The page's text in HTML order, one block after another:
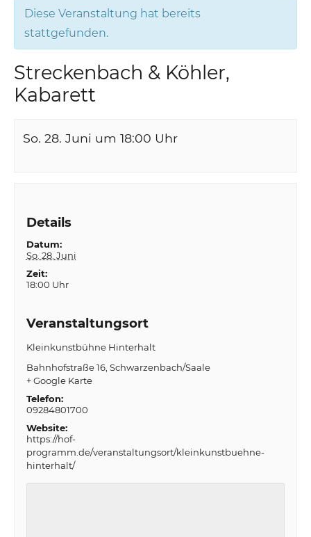
Diese Veranstaltung hat bereits
stattgefunden.
Streckenbach & Köhler,
Kabarett
So. 28. Juni um 18:00 Uhr
Details
Datum:
So. 28. Juni
Zeit:
18:00 Uhr
Veranstaltungsort
Kleinkunstbühne Hinterhalt
Bahnhofstraße 16 Schwarzenbach/Saale
+ Google Karte
Telefon:
09284801700
Website:
https://hof-
programm.de/veranstaltungsort/kleinkunstbuehne-
hinterhalt/